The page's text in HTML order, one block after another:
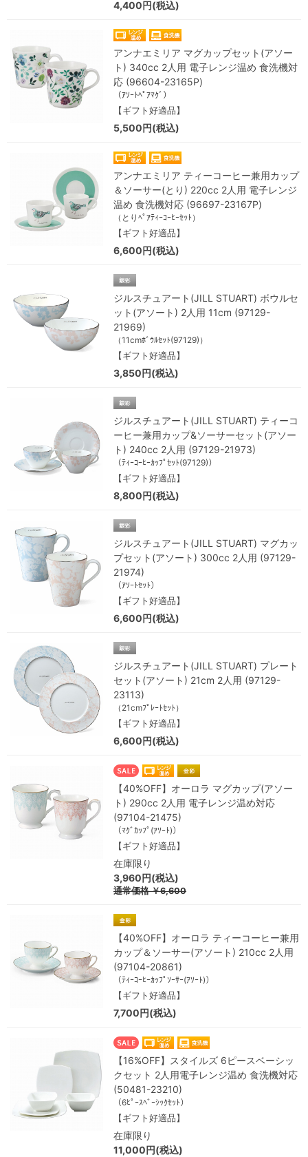
4,400円(税込)
アンナエミリア マグカップセット(アソー
ト) 340cc 2人用 電子レンジ温め 食洗機対
応 (96604-23165P)
（ｱｿｰﾄﾍﾟｱﾏｸﾞ）
【ギフト好適品】
5,500円(税込)
アンナエミリア ティーコーヒー兼用カップ
＆ソーサー(とり) 220cc 2人用 電子レンジ
温め 食洗機対応 (96697-23167P)
（とりﾍﾟｱﾃｨｰｺｰﾋｰｾｯﾄ）
【ギフト好適品】
6,600円(税込)
ジルスチュアート(JILL STUART) ボウルセ
ット(アソート) 2人用 11cm (97129-
21969)
（11cmﾎﾞｳﾙｾｯﾄ(97129)）
【ギフト好適品】
3,850円(税込)
ジルスチュアート(JILL STUART) ティーコ
ーヒー兼用カップ&ソーサーセット(アソー
ト) 240cc 2人用 (97129-21973)
（ﾃｨｰｺｰﾋｰｶｯﾌﾟｾｯﾄ(97129)）
【ギフト好適品】
8,800円(税込)
ジルスチュアート(JILL STUART) マグカッ
プセット(アソート) 300cc 2人用 (97129-
21974)
（ｱｿｰﾄｾｯﾄ）
【ギフト好適品】
6,600円(税込)
ジルスチュアート(JILL STUART) プレート
セット(アソート) 21cm 2人用 (97129-
23113)
（21cmﾌﾟﾚｰﾄｾｯﾄ）
【ギフト好適品】
6,600円(税込)
【40%OFF】オーロラ マグカップ(アソー
ト) 290cc 2人用 電子レンジ温め対応
(97104-21475)
（ﾏｸﾞｶｯﾌﾟ(ｱｿｰﾄ)）
【ギフト好適品】
在庫限り
3,960円(税込)
通常価格￥6,600
【40%OFF】オーロラ ティーコーヒー兼用
カップ＆ソーサー(アソート) 210cc 2人用
(97104-20861)
（ﾃｨｰｺｰﾋｰｶｯﾌﾟｿｰｻｰ(ｱｿｰﾄ)）
【ギフト好適品】
7,700円(税込)
【16%OFF】スタイルズ 6ピースベーシッ
クセット 2人用電子レンジ温め 食洗機対応
(50481-23210)
（6ﾋﾟｰｽﾍﾞｰｼｯｸｾｯﾄ）
【ギフト好適品】
在庫限り
11,000円(税込)